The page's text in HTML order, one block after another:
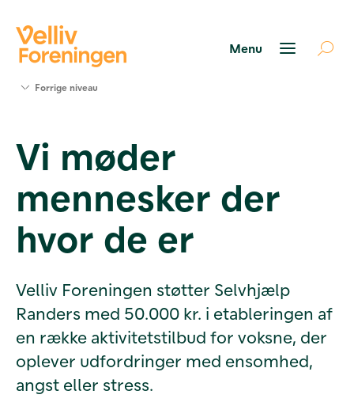
Værktøjer
og viden
Foreningen
os
Forrige niveau
Vi møder
mennesker der
hvor de er
Velliv Foreningen støtter Selvhjælp
Randers med 50.000 kr. i etableringen af
en række aktivitetstilbud for voksne, der
oplever udfordringer med ensomhed,
angst eller stress.